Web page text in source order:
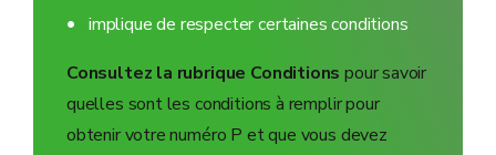
implique de respecter certaines conditions
Consultez la rubrique Conditions pour savoir
quelles sont les conditions à remplir pour
obtenir votre numéro P et que vous devez